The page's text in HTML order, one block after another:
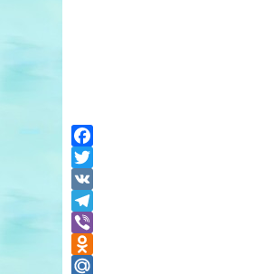
Facebook
Twitter
VK
Telegram
Viber
Odnoklassniki